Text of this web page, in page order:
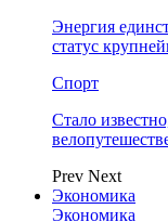
Энергия
статус
Спорт
Стало
Prev Next
Экономика
Экономика